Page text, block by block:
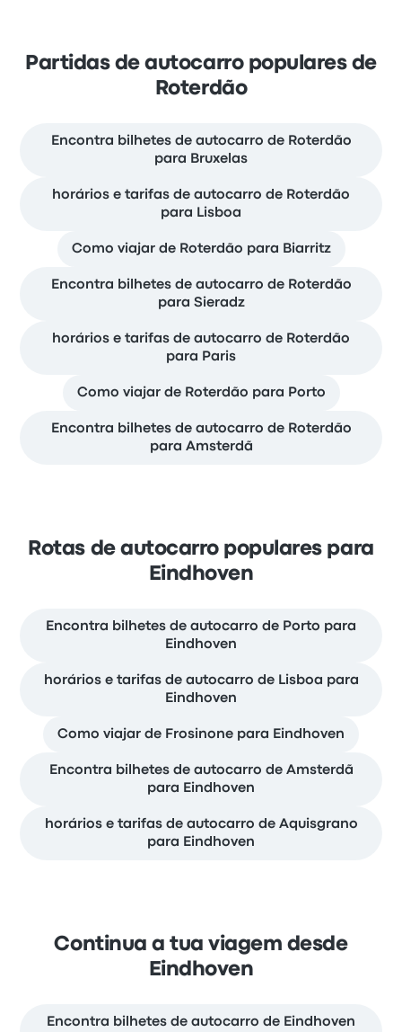
Partidas de autocarro populares de
Roterdão
Encontra bilhetes de autocarro de Roterdão
para Bruxelas
horários e tarifas de autocarro de Roterdão
para Lisboa
Como viajar de Roterdão para Biarritz
Encontra bilhetes de autocarro de Roterdão
para Sieradz
horários e tarifas de autocarro de Roterdão
para Paris
Como viajar de Roterdão para Porto
Encontra bilhetes de autocarro de Roterdão
para Amsterdã
Rotas de autocarro populares para
Eindhoven
Encontra bilhetes de autocarro de Porto para
Eindhoven
horários e tarifas de autocarro de Lisboa para
Eindhoven
Como viajar de Frosinone para Eindhoven
Encontra bilhetes de autocarro de Amsterdã
para Eindhoven
horários e tarifas de autocarro de Aquisgrano
para Eindhoven
Continua a tua viagem desde
Eindhoven
Encontra bilhetes de autocarro de Eindhoven